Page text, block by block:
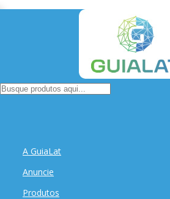
A GuiaLat
Anuncie
Produtos